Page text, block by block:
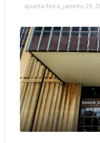
quarta-feira, janeiro 29,